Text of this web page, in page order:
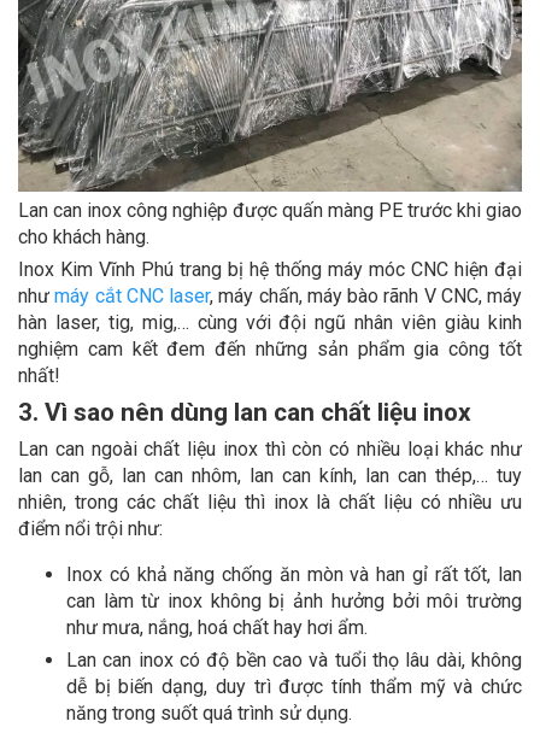
Lan can inox công nghiệp được quấn màng PE trước khi giao
cho khách hàng.
Inox Kim Vĩnh Phú trang bị hệ thống máy móc CNC hiện đại
nhưmáy cắt CNC laser, máy chấn, máy bào rãnh V CNC, máy
hàn laser, tig, mig,… cùng với đội ngũ nhân viên giàu kinh
nghiệm cam kết đem đến những sản phẩm gia công tốt
nhất!
3. Vì sao nên dùng lan can chất liệu inox
Lan can ngoài chất liệu inox thì còn có nhiều loại khác như
lan can gỗ, lan can nhôm, lan can kính, lan can thép,… tuy
nhiên, trong các chất liệu thì inox là chất liệu có nhiều ưu
điểm nổi trội như:
Inox có khả năng chống ăn mòn và han gỉ rất tốt, lan
can làm từ inox không bị ảnh hưởng bởi môi trường
như mưa, nắng, hoá chất hay hơi ẩm.
Lan can inox có độ bền cao và tuổi thọ lâu dài, không
dễ bị biến dạng, duy trì được tính thẩm mỹ và chức
năng trong suốt quá trình sử dụng.